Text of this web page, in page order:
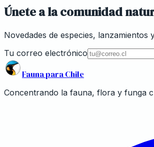
Únete a la comunidad
Novedades de especies, lanzamientos
Tu correo electrónico
Fauna para Chile
Concentrando la fauna, flora y funga